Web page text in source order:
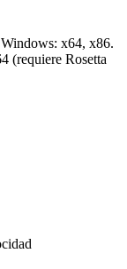
x64, x86.
(requiere Rosetta